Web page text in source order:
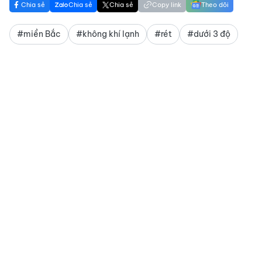
Chia sẻ Chia sẻ Chia sẻ Copy link Theo dõi
#miền Bắc #không khí lạnh #rét #dưới 3 độ